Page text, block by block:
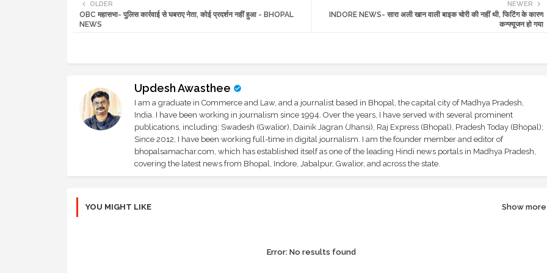
NEWER
INDORE NEWS- सारा अली खान वाली बाइक चोरी की नहीं थी, फिटिंग के कारण
कन्फ्यूजन हो गया
OLDER
OBC महासभा- पुलिस कार्रवाई से घबराए नेता, कोई प्रदर्शन नहीं हुआ - BHOPAL
NEWS
Updesh Awasthee
I am a graduate in Commerce and Law, and a journalist based in Bhopal, the capital city of Madhya Pradesh,
India. I have been working in journalism since 1994. Over the years, I have served with several prominent
publications, including: Swadesh (Gwalior), Dainik Jagran (Jhansi), Raj Express (Bhopal), Pradesh Today (Bhopal);
Since 2012, I have been working full-time in digital journalism. I am the founder member and editor of
bhopalsamachar.com, which has established itself as one of the leading Hindi news portals in Madhya Pradesh,
covering the latest news from Bhopal, Indore, Jabalpur, Gwalior, and across the state.
YOU MIGHT LIKE Show more
Error:No results found